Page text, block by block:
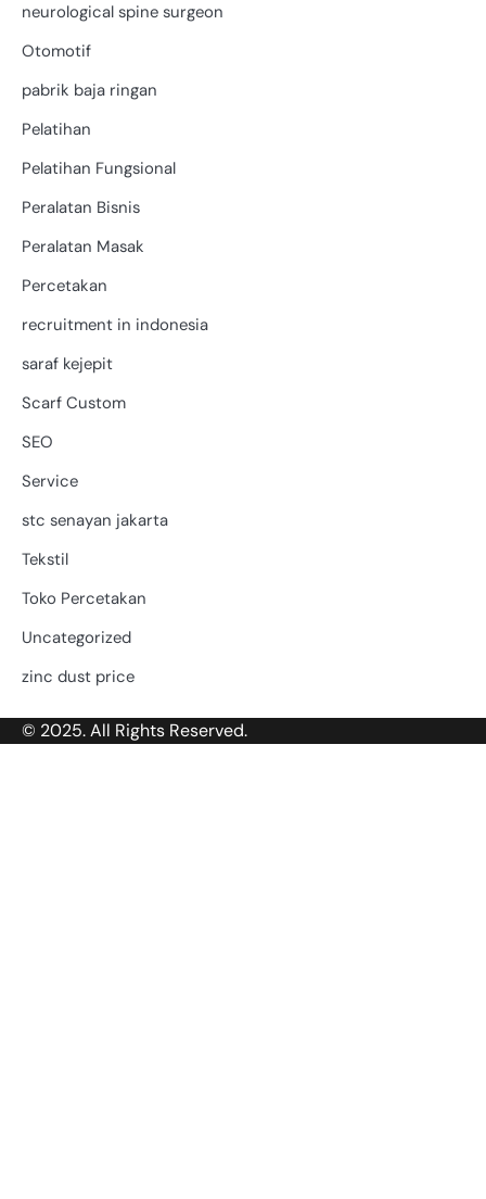
neurological spine surgeon
Otomotif
pabrik baja ringan
Pelatihan
Pelatihan Fungsional
Peralatan Bisnis
Peralatan Masak
Percetakan
recruitment in indonesia
saraf kejepit
Scarf Custom
SEO
Service
stc senayan jakarta
Tekstil
Toko Percetakan
Uncategorized
zinc dust price
© 2025. All Rights Reserved.